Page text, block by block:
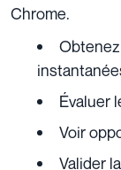
Chrome.
Évaluer
Voir
Valider